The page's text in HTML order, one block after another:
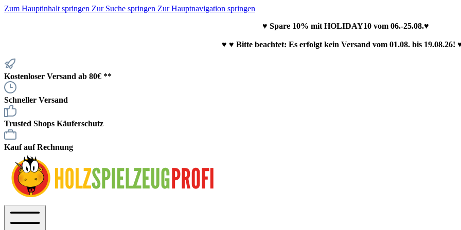
Zum Hauptinhalt springen Zur Suche springen Zur Hauptnavigation springen
♥ Spare 10% mit HOLIDAY10 vom 06.-25.08.♥
♥ ♥ Bitte beachtet: Es erfolgt kein Versand vom 01.08. bis 19.08.26!
Kostenloser Versand ab 80€ **
Schneller Versand
Trusted Shops Käuferschutz
Kauf auf Rechnung